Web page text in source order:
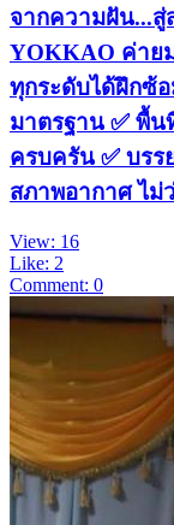
จากความฝัน...
YOKKAO ค่าย
ทุกระดับได้ฝึกซ้อ
มาตรฐาน ✅ พื้น
ครบครัน ✅ บรร
สภาพอากาศ ไม่
View: 16
Like: 2
Comment: 0